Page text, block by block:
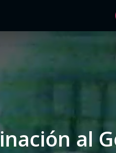
al